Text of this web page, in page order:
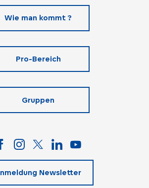
Wie man kommt ?
Pro-Bereich
Gruppen
Newsletter